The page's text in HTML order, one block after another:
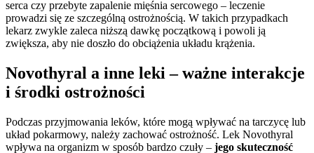
serca czy przebyte zapalenie mięśnia sercowego – leczenie
prowadzi się ze szczególną ostrożnością. W takich przypadkach
lekarz zwykle zaleca niższą dawkę początkową i powoli ją
zwiększa, aby nie doszło do obciążenia układu krążenia.
Novothyral a inne leki – ważne interakcje
i środki ostrożności
Podczas przyjmowania leków, które mogą wpływać na tarczycę lub
układ pokarmowy, należy zachować ostrożność. Lek Novothyral
wpływa na organizm w sposób bardzo czuły – jego skuteczność